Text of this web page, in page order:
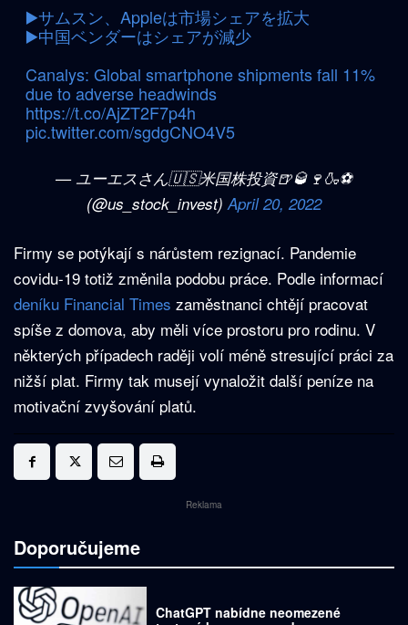
▶️サムスン、Appleは市場シェアを拡大
▶️中国ベンダーはシェアが減少
Canalys: Global smartphone shipments fall 11%
due to adverse headwinds
https://t.co/AjZT2F7p4h
pic.twitter.com/sgdgCNO4V5
— ユーエスさん🇺🇸米国株投資🍺🥃🍷🍶⚽
(@us_stock_invest)April 20, 2022
Firmy se potýkají s nárůstem rezignací. Pandemie
covidu-19 totiž změnila podobu práce. Podle informací
deníku Financial Times zaměstnanci chtějí pracovat
spíše z domova, aby měli více prostoru pro rodinu. V
některých případech raději volí méně stresující práci za
nižší plat. Firmy tak musejí vynaložit další peníze na
motivační zvyšování platů.
Reklama
Doporučujeme
ChatGPT nabídne neomezené